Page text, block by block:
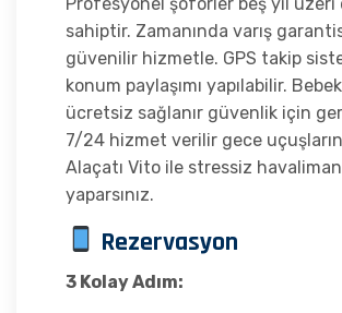
Profesyonel şoförler beş yıl üzeri
sahiptir. Zamanında varış
güvenilir hizmetle. GPS takip
konum paylaşımı yapılabilir.
ücretsiz sağlanır güvenlik için
7/24 hizmet verilir gece
Alaçatı Vito ile stressiz
yaparsınız.
Rezervasyon
3 Kolay Adım: